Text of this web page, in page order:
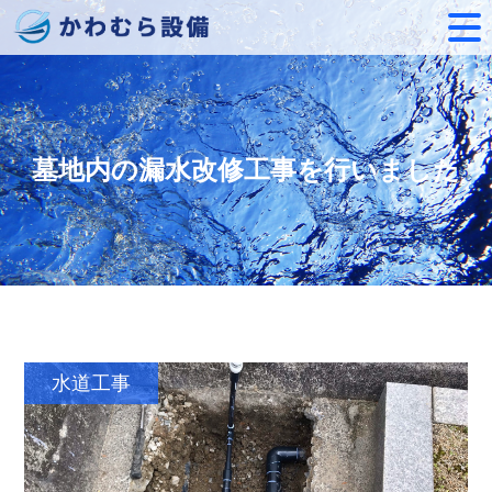
墓地内の漏水改修工事を行いました
水道工事